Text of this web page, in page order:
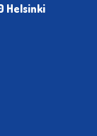
Helsinki